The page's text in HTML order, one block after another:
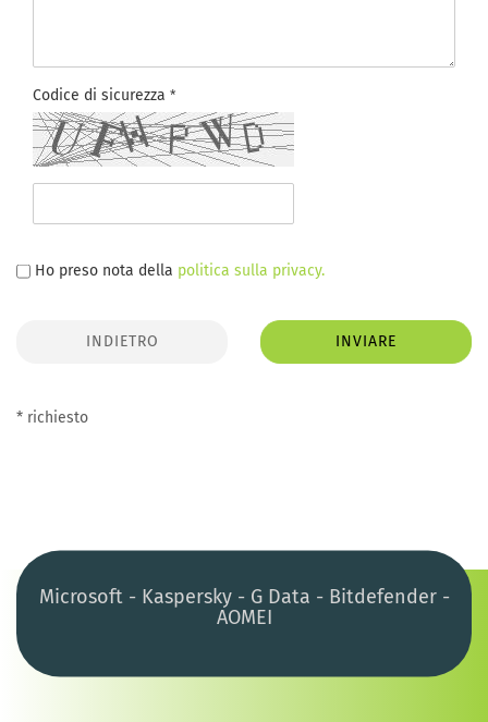
Codice di sicurezza
DATENSCHUTZBESTIMMUNGEN
Ho preso nota della politica sulla privacy.
INDIETRO INVIARE
* richiesto
Microsoft - Kaspersky - G Data - Bitdefender -
AOMEI